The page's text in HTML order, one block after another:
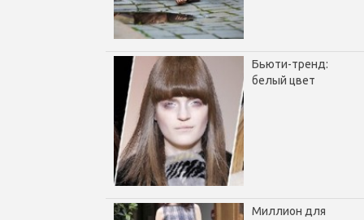
Бьюти-тренд:
белый цвет
Миллион для